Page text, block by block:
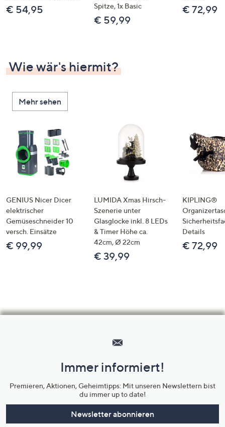
€ 54,95
Spitze, 1x Basic
€ 59,99
€ 72,99
Wie wär's hiermit?
Mehr sehen
GENIUS Nicer Dicer
elektrischer
Gemüseschneider 10
versch. Einsätze
€ 99,99
LUMIDA Xmas Hirsch-
Szenerie unter
Glasglocke inkl. 8 LEDs
& Timer Höhe ca.
42cm, Ø 22cm
€ 39,99
KIPLING®
Details
€ 72,99
Unternehmensinformationen
Immer informiert!
Premieren, Aktionen, Geheimtipps: Mit unseren Newslettern bist
du immer up to date!
Newsletter abonnieren